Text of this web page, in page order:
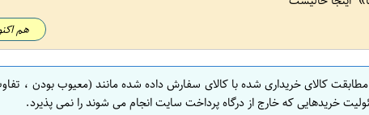
هم
کالای خریداری شده با کالای سفارش داده شده مانند (معیوب بودن ،
خریدهایی که خارج از درگاه پرداخت سایت انجام می شوند را نمی پذیرد.